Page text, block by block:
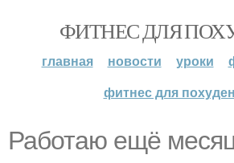
ФИТНЕС ДЛЯ
главная новости уроки
фитнес для
Работаю ещё